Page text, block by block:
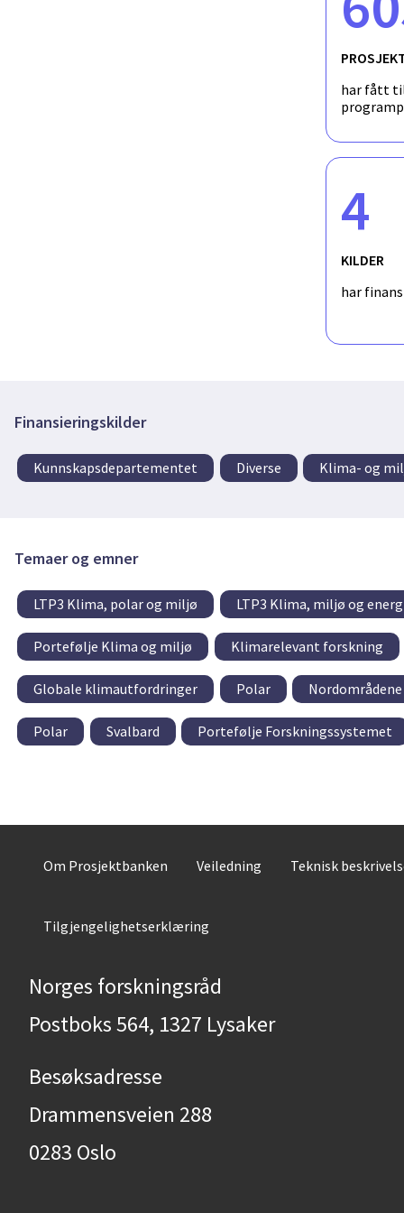
har fått
4
KILDER
har
Finansieringskilder
Kunnskapsdepartementet Diverse Klima- og
Temaer og emner
LTP3 Klima, polar og miljø LTP3 Klima, miljø og
Portefølje Klima og miljø Klimarelevant forskning
Globale klimautfordringer Polar Nordområdene
Polar Svalbard Portefølje Forskningssystemet
Om Prosjektbanken Veiledning Teknisk
Tilgjengelighetserklæring
Norges forskningsråd
Postboks 564, 1327 Lysaker
Besøksadresse
Drammensveien 288
0283 Oslo